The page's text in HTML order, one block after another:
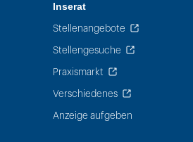
Inserat
Stellenangebote
Stellengesuche
Praxismarkt
Verschiedenes
Anzeige aufgeben